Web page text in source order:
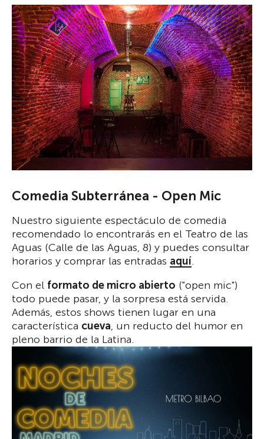
Comedia Subterránea - Open Mic
Nuestro siguiente espectáculo de comedia
recomendado lo encontrarás en el Teatro de las
Aguas (Calle de las Aguas, 8) y puedes consultar
horarios y comprar las entradas aquí.
Con el formato de micro abierto ("open mic")
todo puede pasar, y la sorpresa está servida.
Además, estos shows tienen lugar en una
característica cueva, un reducto del humor en
pleno barrio de la Latina.